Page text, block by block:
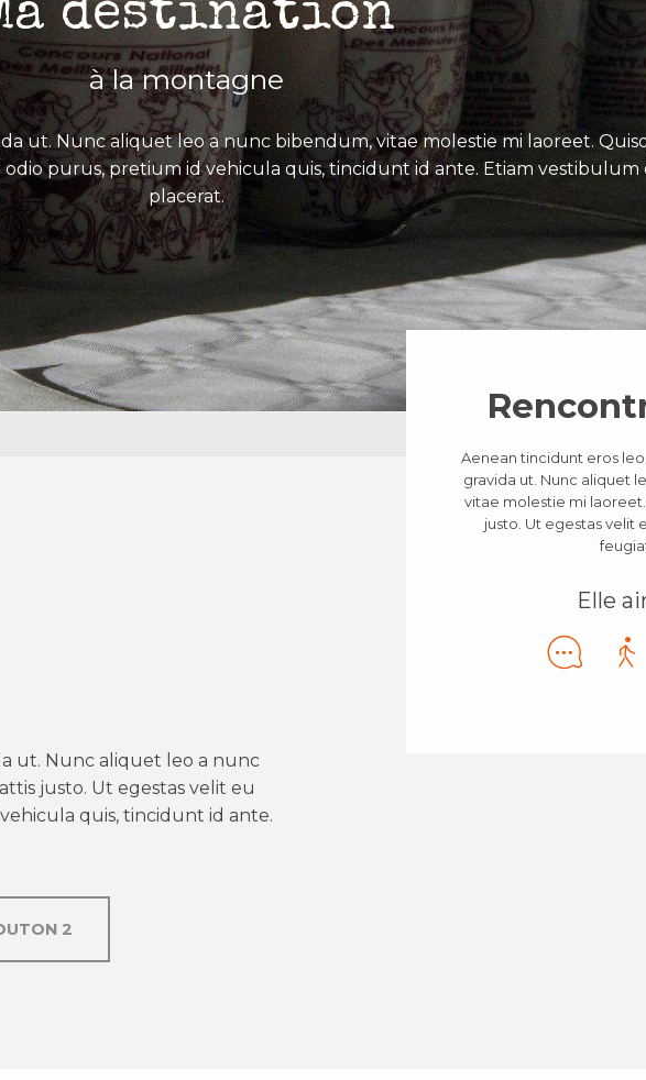
destination
à la montagne
ut. Nunc aliquet leo a nunc bibendum, vitae molestie mi laoreet.
purus, pretium id vehicula quis, tincidunt id ante. Etiam vestibulum
placerat.
favoris
ut. Nunc aliquet leo a nunc
justo. Ut egestas velit eu
quis, tincidunt id ante.
2
Aenean tincidunt eros
gravida ut. Nunc aliquet
vitae molestie mi
justo. Ut egestas velit
Elle